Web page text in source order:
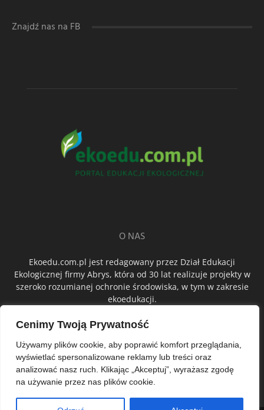
Cenimy Twoją Prywatność
Używamy plików cookie, aby poprawić komfort przeglądania,
wyświetlać spersonalizowane reklamy lub treści oraz
analizować nasz ruch. Klikając „Akceptuj”, wyrażasz zgodę
na używanie przez nas plików cookie.
Znajdź nas na FB
O NAS
Ekoedu.com.pl jest redagowany przez Dział Edukacji
Ekologicznej firmy Abrys, która od 30 lat realizuje projekty w
szeroko rozumianej ochronie środowiska, w tym w zakresie
ekoedukacji.
ŚLEDŹ NAS